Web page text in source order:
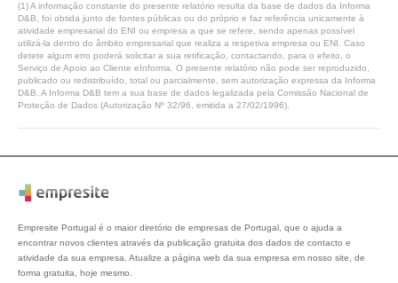
(1) A informação constante do presente relatório resulta da base de dados da Informa
D&B, foi obtida junto de fontes públicas ou do próprio e faz referência unicamente à
atividade empresarial do ENI ou empresa a que se refere, sendo apenas possível
utilizá-la dentro do âmbito empresarial que realiza a respetiva empresa ou ENI. Caso
detete algum erro poderá solicitar a sua retificação, contactando, para o efeito, o
Serviço de Apoio ao Cliente eInforma. O presente relatório não pode ser reproduzido,
publicado ou redistribuído, total ou parcialmente, sem autorização expressa da Informa
D&B. A Informa D&B tem a sua base de dados legalizada pela Comissão Nacional de
Proteção de Dados (Autorização Nº 32/96, emitida a 27/02/1996).
Empresite Portugal é o maior diretório de empresas de Portugal, que o ajuda a
encontrar novos clientes através da publicação gratuita dos dados de contacto e
atividade da sua empresa. Atualize a página web da sua empresa em nosso site, de
forma gratuita, hoje mesmo.